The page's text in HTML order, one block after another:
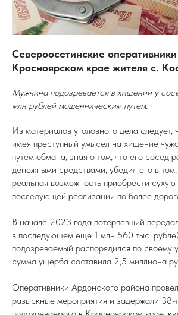
Североосетинские
Красноярском крае жителя с.
Мужчина подозревается в хищении у
млн рублей мошенническим путем.
Из материалов уголовного дела следует,
имея преступный умысел на хищение
путем обмана, зная о том, что его сосед
денежными средствами, убедил его в
реальная возможность приобрести
последующей реализации по более
В начале 2023 года потерпевший
в последующем еще 1 млн 560 тыс.
подозреваемый распорядился по
сумма ущерба составила 2,5 миллиона
Оперативники Ардонского района
разыскные мероприятия и задержали 38-